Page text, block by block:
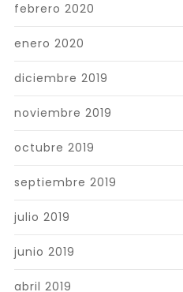
febrero 2020
enero 2020
diciembre 2019
noviembre 2019
octubre 2019
septiembre 2019
julio 2019
junio 2019
abril 2019